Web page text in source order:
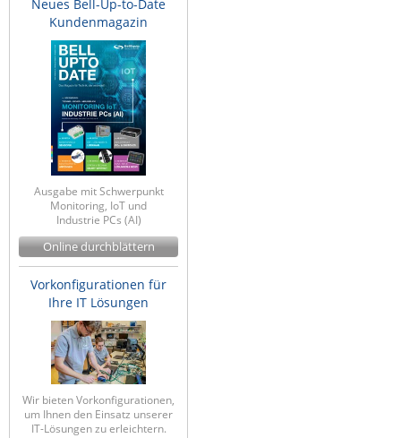
IEC Lock
Kerlink
Kramer Electronics
KVM TEC
Legrand
LigoWave
Milesight
Moxa
Netio
Panorama Antennas
PatchSee
Power Kingdom
Poynting
Raritan
Neues Bell-Up-to-Date
Kundenmagazin
Ausgabe mit Schwerpunkt
Monitoring, IoT und
Industrie PCs (AI)
Online durchblättern
Vorkonfigurationen für
Ihre IT Lösungen
Wir bieten Vorkonfigurationen,
um Ihnen den Einsatz unserer
IT-Lösungen zu erleichtern.